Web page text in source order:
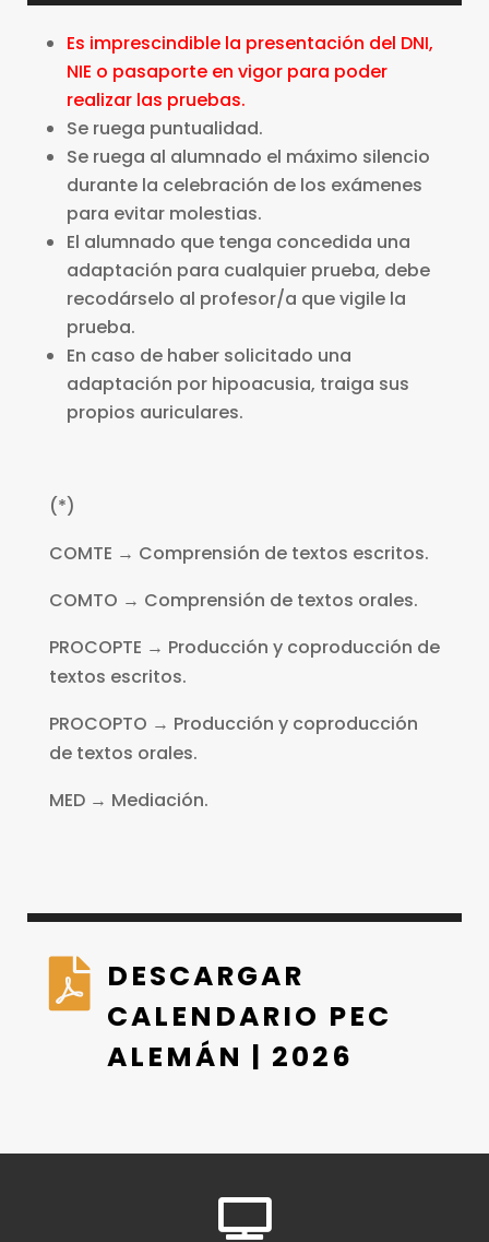
Es imprescindible la presentación del DNI,
NIE o pasaporte en vigor para poder
realizar las pruebas.
Se ruega puntualidad.
Se ruega al alumnado el máximo silencio
durante la celebración de los exámenes
para evitar molestias.
El alumnado que tenga concedida una
adaptación para cualquier prueba, debe
recodárselo al profesor/a que vigile la
prueba.
En caso de haber solicitado una
adaptación por hipoacusia, traiga sus
propios auriculares.
(*)
COMTE → Comprensión de textos escritos.
COMTO → Comprensión de textos orales.
PROCOPTE → Producción y coproducción de
textos escritos.
PROCOPTO → Producción y coproducción
de textos orales.
MED → Mediación.
 DESCARGAR
CALENDARIO PEC
ALEMÁN | 2026
